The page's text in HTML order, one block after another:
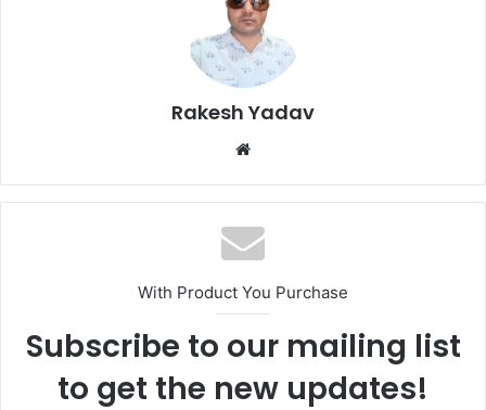
Rakesh Yadav
b
s
i
e
With Product You Purchase
Subscribe to our mailing list
to get the new updates!